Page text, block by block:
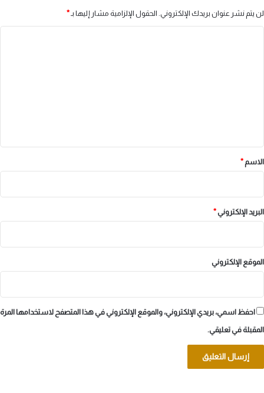
لن يتم نشر عنوان بريدك الإلكتروني. الحقول الإلزامية مشار إليها بـ *
*
الاسم *
البريد الإلكتروني*
الموقع الإلكتروني
احفظ اسمي، بريدي الإلكتروني، والموقع الإلكتروني في هذا المتصفح لاستخدامها المرة
المقبلة في تعليقي.